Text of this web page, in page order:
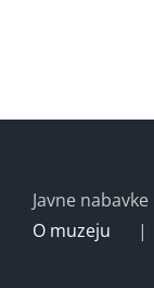
Javne nabavke
O muzeju